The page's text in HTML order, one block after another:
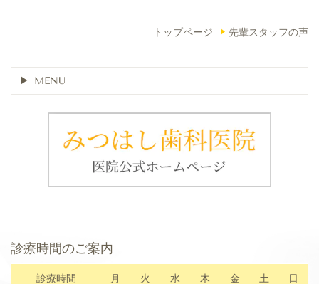
トップページ 先輩スタッフの声
MENU
診療時間のご案内
診療時間 月 火 水 木 金 土 日